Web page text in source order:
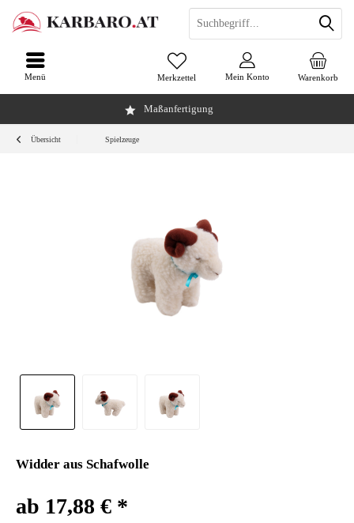
Maßanfertigung
Warenkorb
Merkzettel Mein Konto
Menü
Übersicht Spielzeuge
Widder aus Schafwolle
ab 17,88 € *